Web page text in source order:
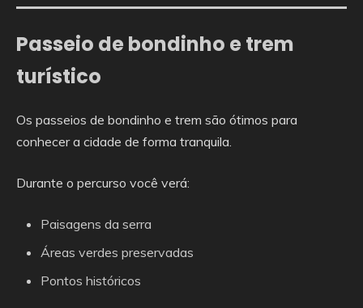
Passeio de bondinho e trem
turístico
Os passeios de bondinho e trem são ótimos para
conhecer a cidade de forma tranquila.
Durante o percurso você verá:
Paisagens da serra
Áreas verdes preservadas
Pontos históricos